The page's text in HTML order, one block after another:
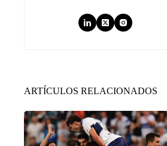
ARTÍCULOS RELACIONADOS